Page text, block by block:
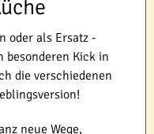
oder als Ersatz -
besonderen Kick in
die verschiedenen
neue Wege,